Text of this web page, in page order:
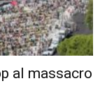
al massacro